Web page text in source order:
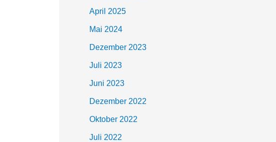
April 2025
Mai 2024
Dezember 2023
Juli 2023
Juni 2023
Dezember 2022
Oktober 2022
Juli 2022